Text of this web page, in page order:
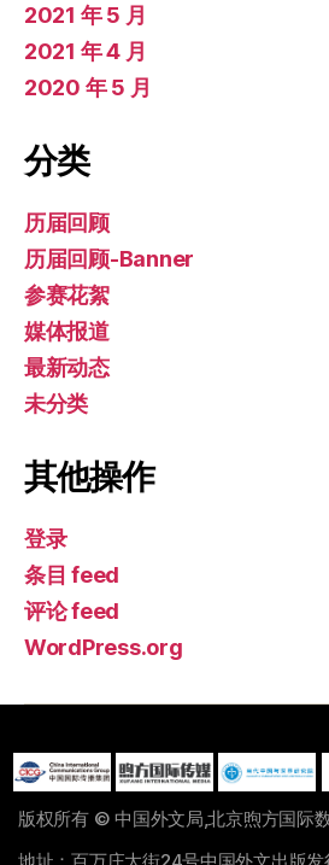
2021 年 5 月
2021 年 4 月
2020 年 5 月
分类
历届回顾
历届回顾-Banner
参赛花絮
媒体报道
最新动态
未分类
其他操作
登录
条目 feed
评论 feed
WordPress.org
版权所有 © 中国外文局,北京煦方国际